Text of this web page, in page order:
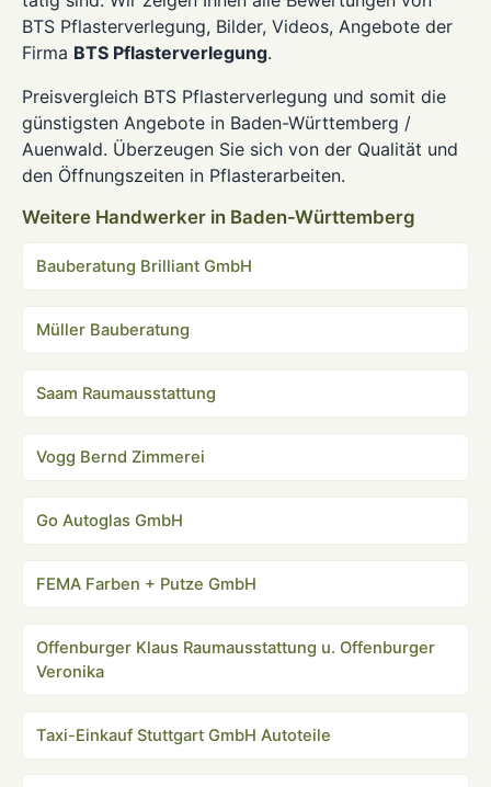
BTS Pflasterverlegung, Bilder, Videos, Angebote der
Firma BTS Pflasterverlegung.
Preisvergleich BTS Pflasterverlegung und somit die
günstigsten Angebote in Baden-Württemberg /
Auenwald. Überzeugen Sie sich von der Qualität und
den Öffnungszeiten in Pflasterarbeiten.
Weitere Handwerker in Baden-Württemberg
Bauberatung Brilliant GmbH
Müller Bauberatung
Saam Raumausstattung
Vogg Bernd Zimmerei
Go Autoglas GmbH
FEMA Farben + Putze GmbH
Offenburger Klaus Raumausstattung u. Offenburger
Veronika
Taxi-Einkauf Stuttgart GmbH Autoteile